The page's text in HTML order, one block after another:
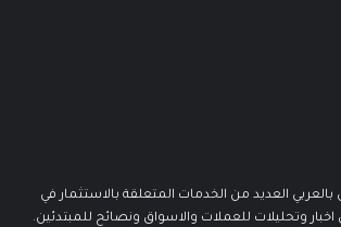
العديد من الخدمات المتعلقة بالاستثمار في
وتحليلات للعملات والاسواق ونصائح للمبتدئين.